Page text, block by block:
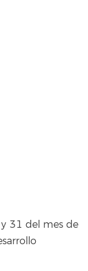
31 del mes de